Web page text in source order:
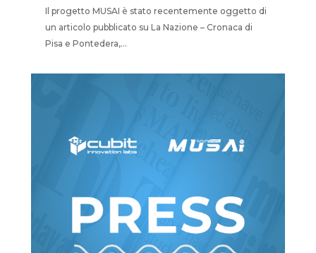
Il progetto MUSAI è stato recentemente oggetto di
un articolo pubblicato su La Nazione – Cronaca di
Pisa e Pontedera,...